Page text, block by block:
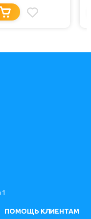
ПОМОЩЬ КЛИЕНТАМ